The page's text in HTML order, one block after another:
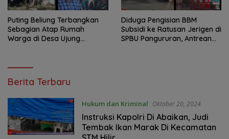
Puting Beliung Terbangkan
Sebagian Atap Rumah
Warga di Desa Ujung
Bantuan
Diduga Pengisian BBM
Subsidi ke Ratusan Jerigen di
SPBU Pangururan, Antrean
dstvnews.com
Berita Terbaru
Hukum dan Kriminal Oktober 20, 2024
Instruksi Kapolri Di Abaikan, Judi
Tembak Ikan Marak Di Kecamatan